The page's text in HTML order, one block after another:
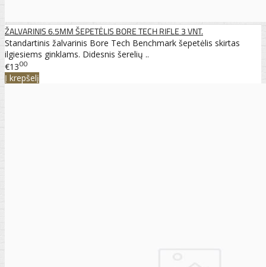
ŽALVARINIS 6.5MM ŠEPETĖLIS BORE TECH RIFLE 3 VNT.
Standartinis žalvarinis Bore Tech Benchmark šepetėlis skirtas
ilgiesiems ginklams. Didesnis šerelių ..
€1300
Į krepšelį